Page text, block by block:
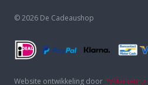
© 2026 De Cadeaushop
Website ontwikkeling door PVMarketing